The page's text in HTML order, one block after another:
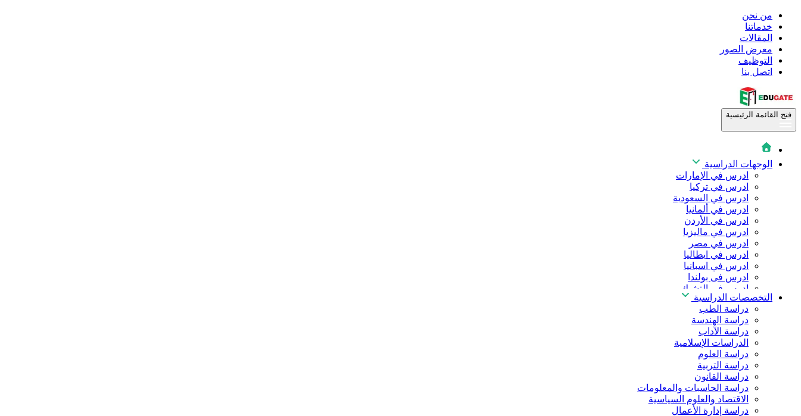
من نحن
خدماتنا
المقالات
معرض الصور
التوظيف
اتصل بنا
فتح القائمة الرئيسية
الوجهات الدراسية
ادرس في الإمارات
ادرس في تركيا
ادرس في السعودية
ادرس في ألمانيا
ادرس في الأردن
ادرس في ماليزيا
ادرس في مصر
ادرس في ايطاليا
ادرس في اسبانيا
ادرس فى بولندا
ادرس فى التشيك
ادرس في المجر
ادرس في الصين
التخصصات الدراسية
دراسة الطب
دراسة الهندسة
دراسة الآداب
الدراسات الإسلامية
دراسة العلوم
دراسة التربية
دراسة القانون
دراسة الحاسبات والمعلومات
الاقتصاد والعلوم السياسية
دراسة إدارة الأعمال